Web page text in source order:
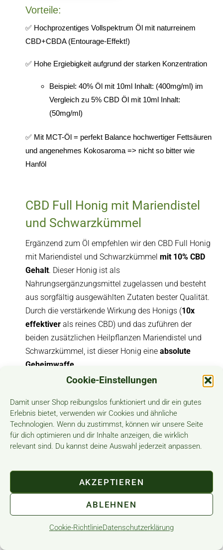
Cookie-Einstellungen
Damit unser Shop reibungslos funktioniert und dir ein gutes
Erlebnis bietet, verwenden wir Cookies und ähnliche
Technologien. Wenn du zustimmst, können wir unsere Seite
für dich optimieren und dir Inhalte anzeigen, die wirklich
relevant sind. Du kannst deine Auswahl jederzeit anpassen.
AKZEPTIEREN
ABLEHNEN
Cookie-RichtlinieDatenschutzerklärung
Vorteile:
✅ Hochprozentiges Vollspektrum Öl mit naturreinem
CBD+CBDA (Entourage-Effekt!)
✅ Hohe Ergiebigkeit aufgrund der starken Konzentration
Beispiel: 40% Öl mit 10ml Inhalt: (400mg/ml) im
Vergleich zu 5% CBD Öl mit 10ml Inhalt:
(50mg/ml)
✅ Mit MCT-Öl = perfekt Balance hochwertiger Fettsäuren
und angenehmes Kokosaroma => nicht so bitter wie
Hanföl
CBD Full Honig mit Mariendistel
und Schwarzkümmel
Ergänzend zum Öl empfehlen wir den CBD Full Honig
mit Mariendistel und Schwarzkümmel mit 10% CBD
Gehalt. Dieser Honig ist als
Nahrungsergänzungsmittel zugelassen und besteht
aus sorgfältig ausgewählten Zutaten bester Qualität.
Durch die verstärkende Wirkung des Honigs (10x
effektiverals reines CBD) und das zuführen der
beiden zusätzlichen Heilpflanzen Mariendistel und
Schwarzkümmel, ist dieser Honig eine absolute
Geheimwaffe.
Schwarzkümmel werden tumorhemmende bzw.
antikanzerogene Eigenschaften zugeschrieben.
Ausführlicherer Informationen zum CBD Full Honig
derKategorie-sowie auf derProduktseite.
Aufgrund unserer Kundenerfahrungen empfehlen
wir eine mindestens drei monatige
benötigen Sie ca. 50-60g CBD Full Honig (je nach
Bedarf).